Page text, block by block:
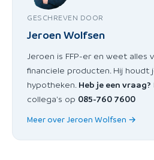
GESCHREVEN DOOR
Jeroen Wolfsen
Jeroen is FFP-er en weet alles
financiele producten. Hij houdt
hypotheken. Heb je een vraag?
collega's op 085-760 7600
Meer over Jeroen Wolfsen →